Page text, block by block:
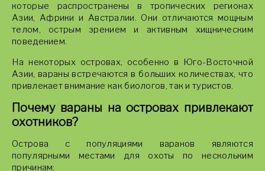
которые распространены в тропических регионах
Азии, Африки и Австралии. Они отличаются мощным
телом, острым зрением и активным хищническим
поведением.
На некоторых островах, особенно в Юго-Восточной
Азии, вараны встречаются в больших количествах, что
привлекает внимание как биологов, так и туристов.
Почему вараны на островах привлекают
охотников?
Острова с популяциями варанов являются
популярными местами для охоты по нескольким
причинам: